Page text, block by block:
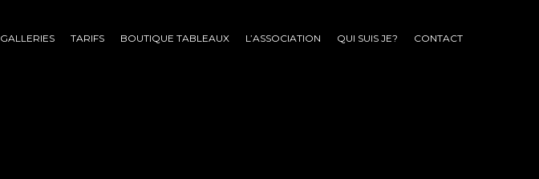
GALLERIES TARIFS BOUTIQUE TABLEAUX L’ASSOCIATION QUI SUIS JE? CONTACT